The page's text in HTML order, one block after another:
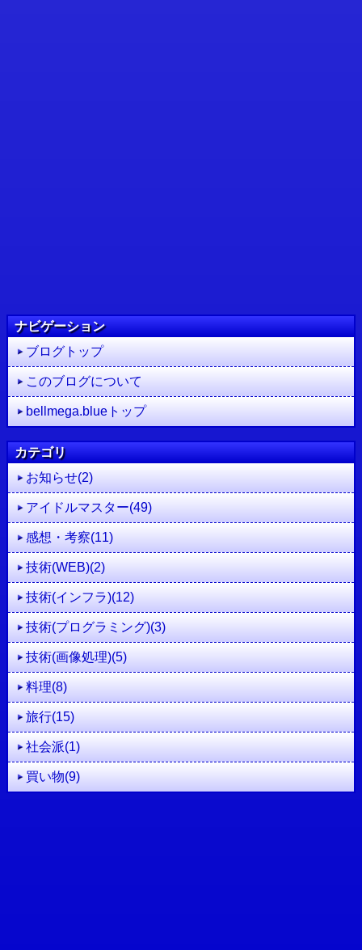
ナビゲーション
ブログトップ
このブログについて
bellmega.blueトップ
カテゴリ
お知らせ(2)
アイドルマスター(49)
感想・考察(11)
技術(WEB)(2)
技術(インフラ)(12)
技術(プログラミング)(3)
技術(画像処理)(5)
料理(8)
旅行(15)
社会派(1)
買い物(9)